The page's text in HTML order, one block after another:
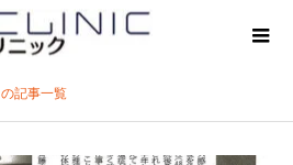
記事一覧